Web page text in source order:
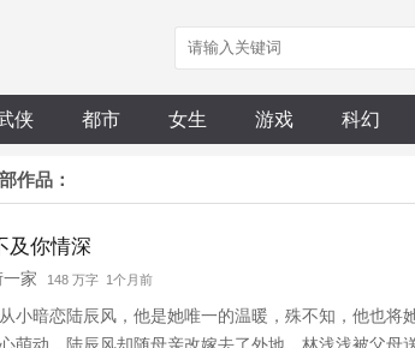
侠 都市 女生 游戏 科幻
作品：
及你情深
一家 148 万字 1个月前
小暗恋陆辰风，他是她唯一的温暖，殊不知，他也